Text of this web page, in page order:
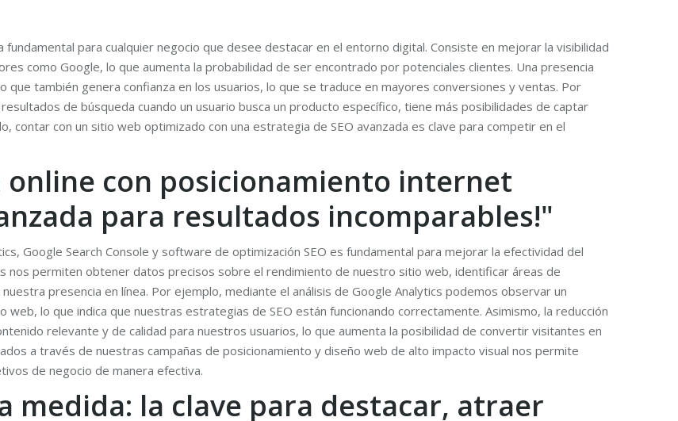
para cualquier negocio que desee destacar en el entorno digital. Consiste en mejorar la visibilidad
como Google, lo que aumenta la probabilidad de ser encontrado por potenciales clientes. Una presencia
que también genera confianza en los usuarios, lo que se traduce en mayores conversiones y ventas. Por
de búsqueda cuando un usuario busca un producto específico, tiene más posibilidades de captar
contar con un sitio web optimizado con una estrategia de SEO avanzada es clave para competir en el
online con posicionamiento internet
para resultados incomparables!"
Google Search Console y software de optimización SEO es fundamental para mejorar la efectividad del
nos permiten obtener datos precisos sobre el rendimiento de nuestro sitio web, identificar áreas de
presencia en línea. Por ejemplo, mediante el análisis de Google Analytics podemos observar un
lo que indica que nuestras estrategias de SEO están funcionando correctamente. Asimismo, la reducción
relevante y de calidad para nuestros usuarios, lo que aumenta la posibilidad de convertir visitantes en
a través de nuestras campañas de posicionamiento y diseño web de alto impacto visual nos permite
de negocio de manera efectiva.
medida: la clave para destacar, atraer